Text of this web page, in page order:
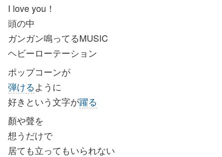
I love you！
頭の中
ガンガン鳴ってるMUSIC
ヘビーローテーション
ポップコーンが
弾けるように
好きという文字が躍る
顏や聲を
想うだけで
居ても立ってもいられない